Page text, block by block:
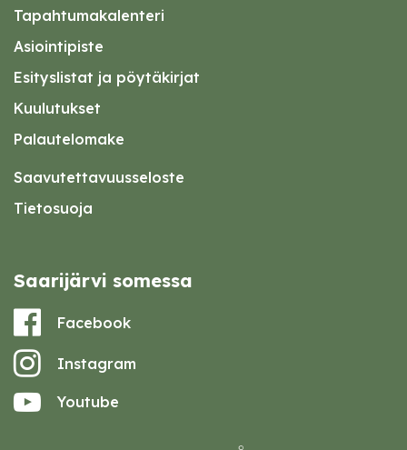
Tapahtumakalenteri
Asiointipiste
Esityslistat ja pöytäkirjat
Kuulutukset
Palautelomake
Saavutettavuusseloste
Tietosuoja
Saarijärvi somessa
Facebook
Instagram
Youtube